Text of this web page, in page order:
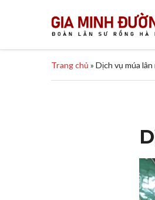
Trang chủ » Dịch vụ múa